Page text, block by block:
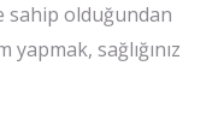
sahip olduğundan
sağlığınız